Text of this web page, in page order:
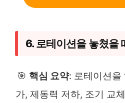
6. 로테이션을 놓쳤을
🎯 핵심 요약: 로테이션을
가, 제동력 저하, 조기 교